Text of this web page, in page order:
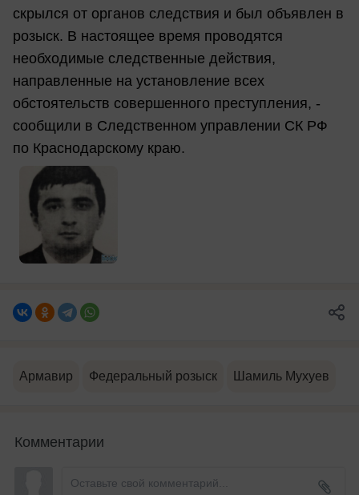
скрылся от органов следствия и был объявлен в
розыск. В настоящее время проводятся
необходимые следственные действия,
направленные на установление всех
обстоятельств совершенного преступления, -
сообщили в Следственном управлении СК РФ
по Краснодарскому краю.
Армавир Федеральный розыск Шамиль Мухуев
Комментарии